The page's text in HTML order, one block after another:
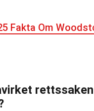
Fakta Om
rettssaken